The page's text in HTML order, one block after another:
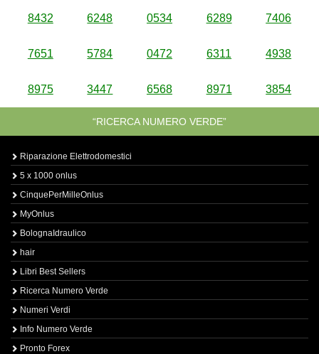
8432 6248 0534 6289 7406
7651 5784 0472 6311 4938
8975 3447 6568 8971 3854
“RICERCA NUMERO VERDE”
Riparazione Elettrodomestici
5 x 1000 onlus
CinquePerMilleOnlus
MyOnlus
BolognaIdraulico
hair
Libri Best Sellers
Ricerca Numero Verde
Numeri Verdi
Info Numero Verde
Pronto Forex